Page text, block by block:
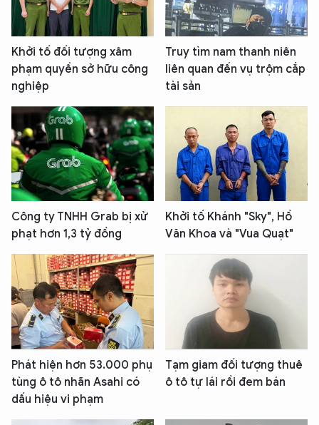
Khởi tố đối tượng xâm
phạm quyền sở hữu công
nghiệp
Truy tìm nam thanh niên
liên quan đến vụ trộm cắp
tài sản
Công ty TNHH Grab bị xử
phạt hơn 1,3 tỷ đồng
Khởi tố Khánh "Sky", Hồ
Văn Khoa và "Vua Quạt"
Phát hiện hơn 53.000 phụ
tùng ô tô nhãn Asahi có
dấu hiệu vi phạm
Tạm giam đối tượng thuê
ô tô tự lái rồi đem bán